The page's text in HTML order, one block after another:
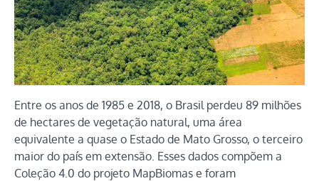
Entre os anos de 1985 e 2018, o Brasil perdeu 89 milhões
de hectares de vegetação natural, uma área
equivalente a quase o Estado de Mato Grosso, o terceiro
maior do país em extensão. Esses dados compõem a
Coleção 4.0 do projeto MapBiomas e foram